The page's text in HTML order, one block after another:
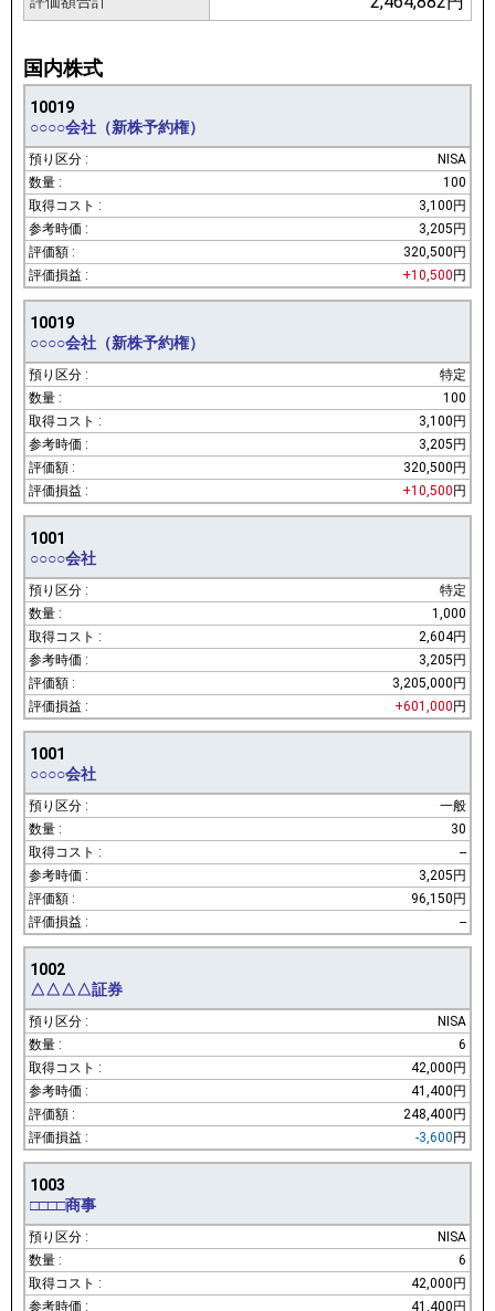
国内株式
10019
○○○○会社（新株予約権）
NISA
100
3,100円
3,205円
320,500円
+10,500 円
10019
○○○○会社（新株予約権）
特定
100
3,100円
3,205円
320,500円
+10,500 円
1001
○○○○会社
特定
1,000
2,604円
3,205円
3,205,000円
+601,000 円
1001
○○○○会社
一般
30
--
3,205円
96,150円
--
1002
△△△△証券
NISA
6
42,000円
41,400円
248,400円
-3,600 円
1003
□□□□商事
NISA
6
42,000円
41,400円